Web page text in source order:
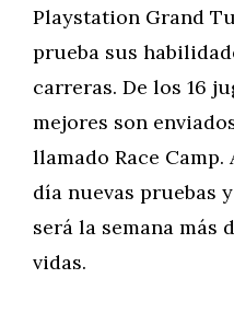
Playstation Grand
prueba sus
carreras. De los 16
mejores son
llamado Race
día nuevas pruebas
será la semana más
vidas.